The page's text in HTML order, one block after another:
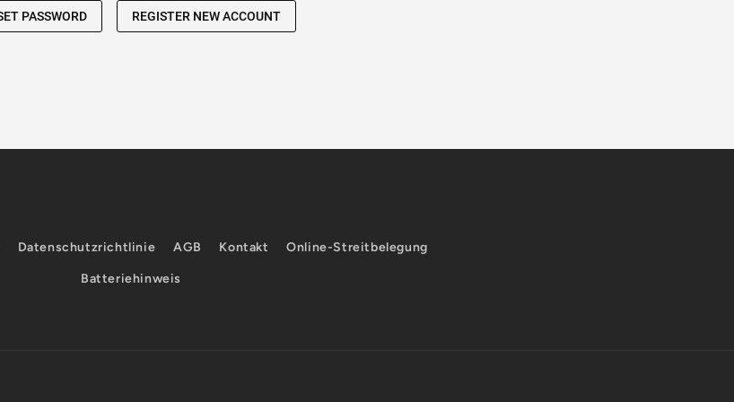
Datenschutzrichtlinie AGB Kontakt Online-Streitbelegung
Batteriehinweis